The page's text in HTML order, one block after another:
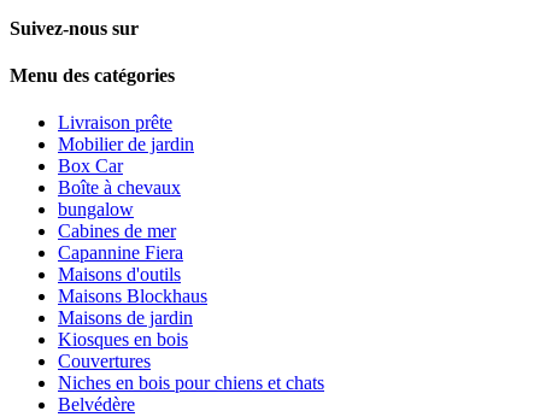
Suivez-nous sur
Menu des catégories
Livraison prête
Mobilier de jardin
Box Car
Boîte à chevaux
bungalow
Cabines de mer
Capannine Fiera
Maisons d'outils
Maisons Blockhaus
Maisons de jardin
Kiosques en bois
Couvertures
Niches en bois pour chiens et chats
Belvédère